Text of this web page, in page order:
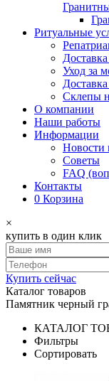
Ритуальные
Уход за
Склепы
О компании
Наши работы
Информации
Новости
Советы
FAQ
Контакты
0 Корзина
×
купить в один клик
Купить сейчас
Каталог товаров
Памятник черный
КАТАЛОГ
Фильтры
Сортировать